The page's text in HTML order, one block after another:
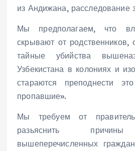
из Андижана, расследование
Мы предполагаем, что
скрывают от родственников,
тайные убийства
Узбекистана в колониях и
стараются преподнести
пропавшие».
Мы требуем от
разьяснить причины
вышеперечисленных